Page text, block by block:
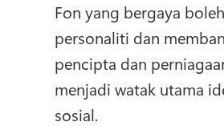
Fon yang bergaya
personaliti dan
pencipta dan
menjadi watak utama
sosial.